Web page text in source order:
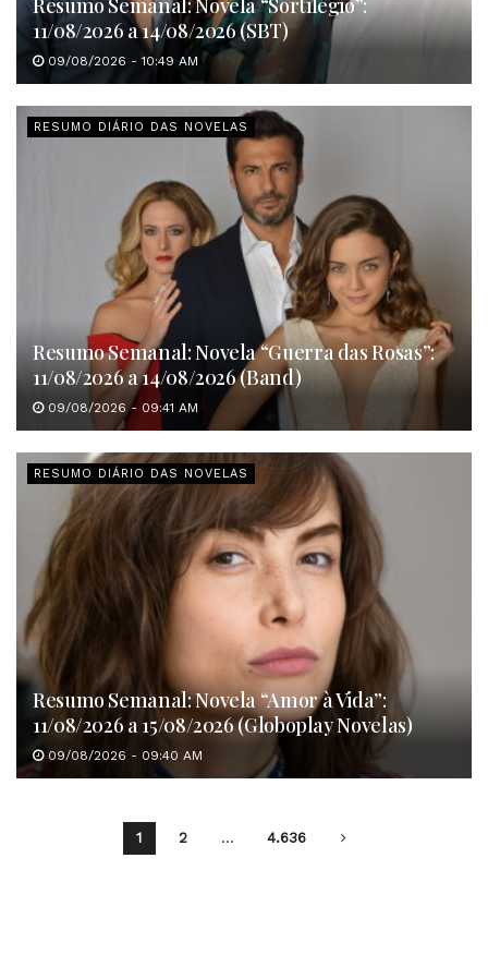
11/08/2026 a 14/08/2026 (SBT)
09/08/2026 - 10:49 AM
RESUMO DIÁRIO DAS NOVELAS
Resumo Semanal: Novela “Guerra das Rosas”:
11/08/2026 a 14/08/2026 (Band)
09/08/2026 - 09:41 AM
RESUMO DIÁRIO DAS NOVELAS
Resumo Semanal: Novela “Amor à Vida”:
11/08/2026 a 15/08/2026 (Globoplay Novelas)
09/08/2026 - 09:40 AM
1 2 … 4.636